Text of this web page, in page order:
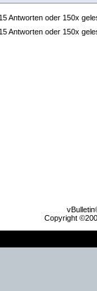
Copyright